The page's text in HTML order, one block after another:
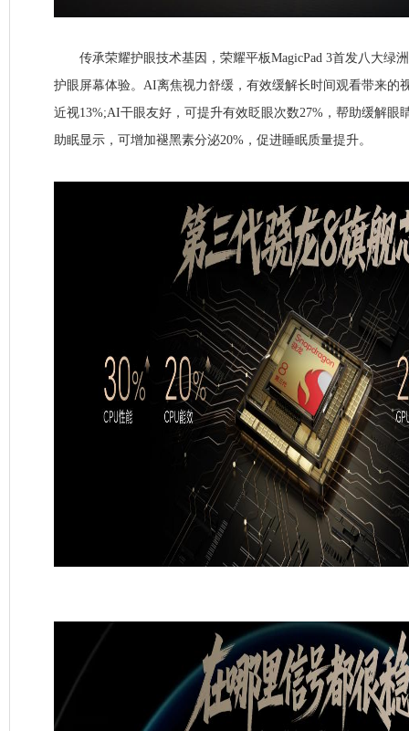
传承荣耀护眼技术基因，荣耀平板MagicPad 3首发八大绿
护眼屏幕体验。AI离焦视力舒缓，有效缓解长时间观看带来的
近视13%;AI干眼友好，可提升有效眨眼次数27%，帮助缓解眼
助眠显示，可增加褪黑素分泌20%，促进睡眠质量提升。